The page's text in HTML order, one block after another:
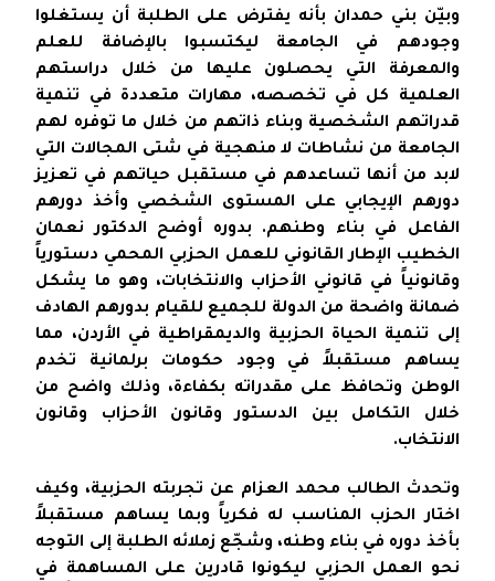
وبيّن بني حمدان بأنه يفترض على الطلبة أن يستغلوا
وجودهم في الجامعة ليكتسبوا بالإضافة للعلم
والمعرفة التي يحصلون عليها من خلال دراستهم
العلمية كل في تخصصه، مهارات متعددة في تنمية
قدراتهم الشخصية وبناء ذاتهم من خلال ما توفره لهم
الجامعة من نشاطات لا منهجية في شتى المجالات التي
لابد من أنها تساعدهم في مستقبل حياتهم في تعزيز
دورهم الإيجابي على المستوى الشخصي وأخذ دورهم
الفاعل في بناء وطنهم. بدوره أوضح الدكتور نعمان
الخطيب الإطار القانوني للعمل الحزبي المحمي دستورياً
وقانونياً في قانوني الأحزاب والانتخابات، وهو ما يشكل
ضمانة واضحة من الدولة للجميع للقيام بدورهم الهادف
إلى تنمية الحياة الحزبية والديمقراطية في الأردن، مما
يساهم مستقبلاً في وجود حكومات برلمانية تخدم
الوطن وتحافظ على مقدراته بكفاءة، وذلك واضح من
خلال التكامل بين الدستور وقانون الأحزاب وقانون
الانتخاب.
وتحدث الطالب محمد العزام عن تجربته الحزبية، وكيف
اختار الحزب المناسب له فكرياً وبما يساهم مستقبلاً
بأخذ دوره في بناء وطنه، وشجّع زملائه الطلبة إلى التوجه
نحو العمل الحزبي ليكونوا قادرين على المساهمة في